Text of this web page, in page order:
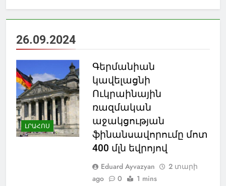
26.09.2024
ԼՐԱՀՈՍ
Գերմանիան
կավելացնի
Ուկրաինային
ռազմական
աջակցության
ֆինանսավորումը մոտ
400 մլն եվրոյով
Eduard Ayvazyan
2 տարի
ago
0 1 mins